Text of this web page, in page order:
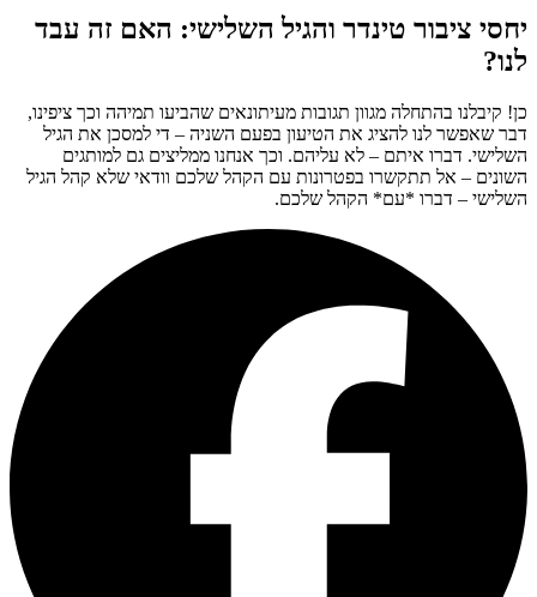
יחסי ציבור טינדר והגיל השלישי: האם זה עבד
לנו?
כן! קיבלנו בהתחלה מגוון תגובות מעיתונאים שהביעו תמיהה וכך ציפינו,
דבר שאפשר לנו להציג את הטיעון בפעם השניה – די למסכן את הגיל
השלישי. דברו איתם – לא עליהם. וכך אנחנו ממליצים גם למותגים
השונים – אל תתקשרו בפטרונות עם הקהל שלכם וודאי שלא קהל הגיל
השלישי – דברו *עם* הקהל שלכם.